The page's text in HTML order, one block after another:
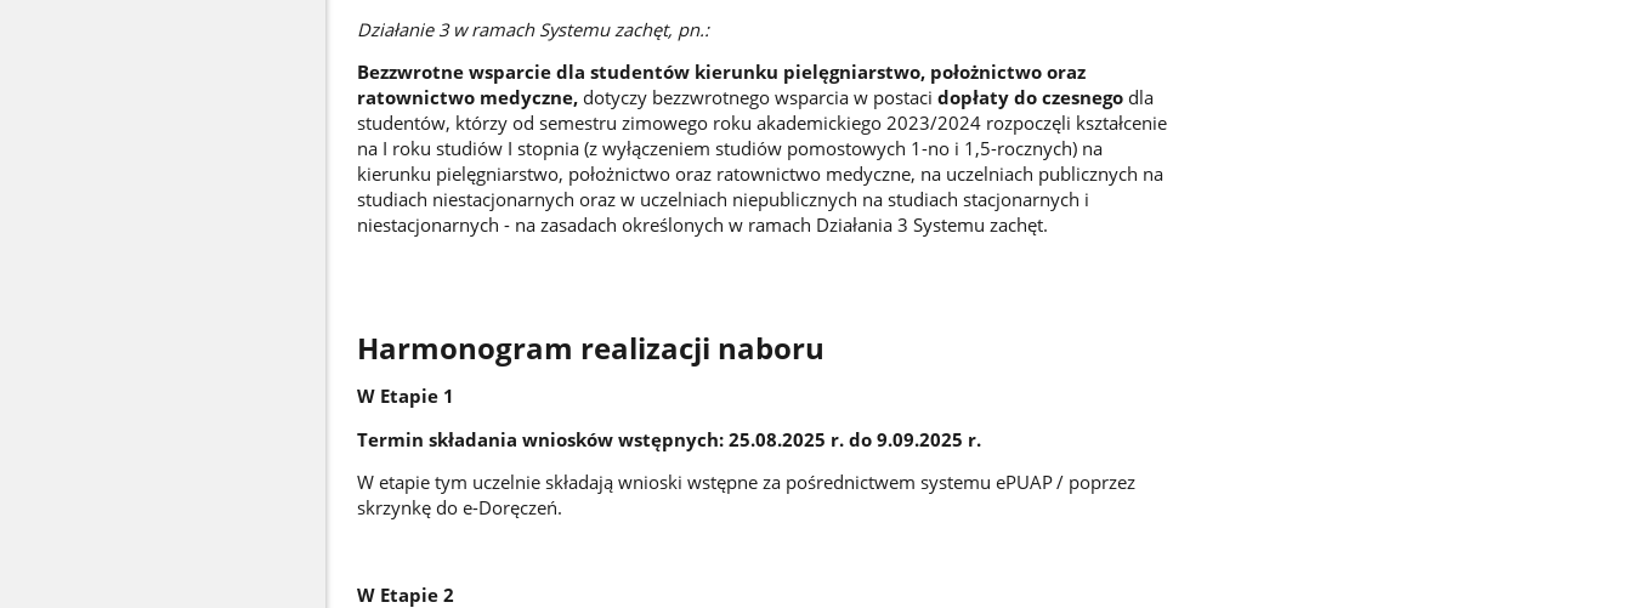
Działanie 3 w ramach Systemu zachęt, pn.:
Bezzwrotne wsparcie dla studentów kierunku pielęgniarstwo, położnictwo oraz
ratownictwo medyczne, dotyczy bezzwrotnego wsparcia w postaci dopłaty do czesnego dla
studentów, którzy od semestru zimowego roku akademickiego 2023/2024 rozpoczęli kształcenie
na I roku studiów I stopnia (z wyłączeniem studiów pomostowych 1-no i 1,5-rocznych) na
kierunku pielęgniarstwo, położnictwo oraz ratownictwo medyczne, na uczelniach publicznych na
studiach niestacjonarnych oraz w uczelniach niepublicznych na studiach stacjonarnych i
niestacjonarnych - na zasadach określonych w ramach Działania 3 Systemu zachęt.
Harmonogram realizacji naboru
W Etapie 1
Termin składania wniosków wstępnych: 25.08.2025 r. do 9.09.2025 r.
W etapie tym uczelnie składają wnioski wstępne za pośrednictwem systemu ePUAP/ poprzez
skrzynkę do e-Doręczeń.
W Etapie 2